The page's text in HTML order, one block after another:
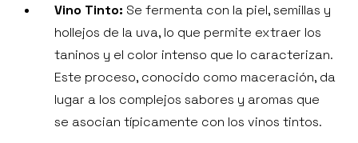
Vino Tinto: Se fermenta con la piel, semillas y
hollejos de la uva, lo que permite extraer los
taninos y el color intenso que lo caracterizan.
Este proceso, conocido como maceración, da
lugar a los complejos sabores y aromas que
se asocian típicamente con los vinos tintos.